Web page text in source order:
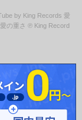
by King Records 愛
の重さ ℗ King Record